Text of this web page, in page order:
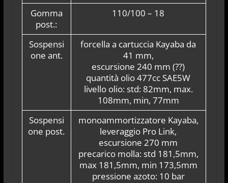
Gomma
post.:
110/100 – 18
Sospensi
one ant.
forcella a cartuccia Kayaba da
41 mm,
escursione 240 mm (??)
quantità olio 477cc SAE5W
livello olio: std: 82mm, max.
108mm, min, 77mm
Sospensi
one post.
monoammortizzatore Kayaba,
leveraggio Pro Link,
escursione 270 mm
precarico molla: std 181,5mm,
max 181,5mm, min 173,5mm
pressione azoto: 10 bar